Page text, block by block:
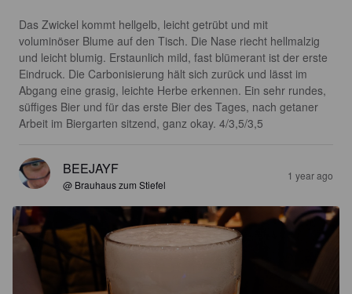
Das Zwickel kommt hellgelb, leicht getrübt und mit
voluminöser Blume auf den Tisch. Die Nase riecht hellmalzig
und leicht blumig. Erstaunlich mild, fast blümerant ist der erste
Eindruck. Die Carbonisierung hält sich zurück und lässt im
Abgang eine grasig, leichte Herbe erkennen. Ein sehr rundes,
süffiges Bier und für das erste Bier des Tages, nach getaner
Arbeit im Biergarten sitzend, ganz okay. 4/3,5/3,5
BEEJAYF
@ Brauhaus zum Stiefel
1 year ago